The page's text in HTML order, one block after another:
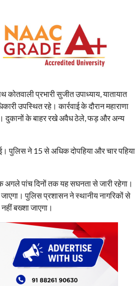
प्रभारी सुजीत उपाध्याय, यातायात
उपस्थित रहे। कार्रवाई के दौरान महाराणा
दुकानों के बाहर रखे अवैध ठेले, फड़ और अन्य
पुलिस ने 15 से अधिक दोपहिया और चार पहिया
अगले पांच दिनों तक यह सघनता से जारी रहेगा।
पुलिस प्रशासन ने स्थानीय नागरिकों से
बख्शा जाएगा।